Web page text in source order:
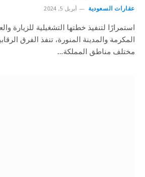
عقارات السعودية أبريل 5, 2024
استمرارًا لتنفيذ خطتها التشغيلية للزيارة
المكرمة والمدينة المنورة، تنفذ الفرق
مختلف مناطق المملكة…